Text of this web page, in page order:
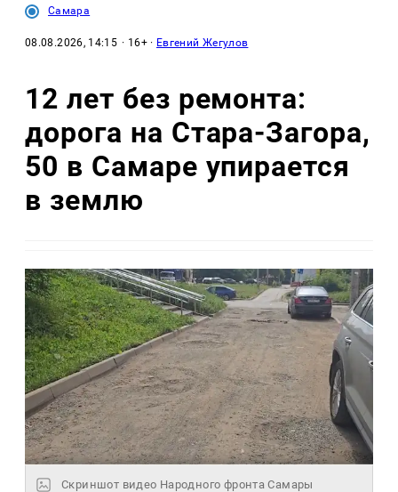
Самара
08.08.2026, 14:15 · 16+ · Евгений Жегулов
12 лет без ремонта:
дорога на Стара-Загора,
50 в Самаре упирается
в землю
Скриншот видео Народного фронта Самары